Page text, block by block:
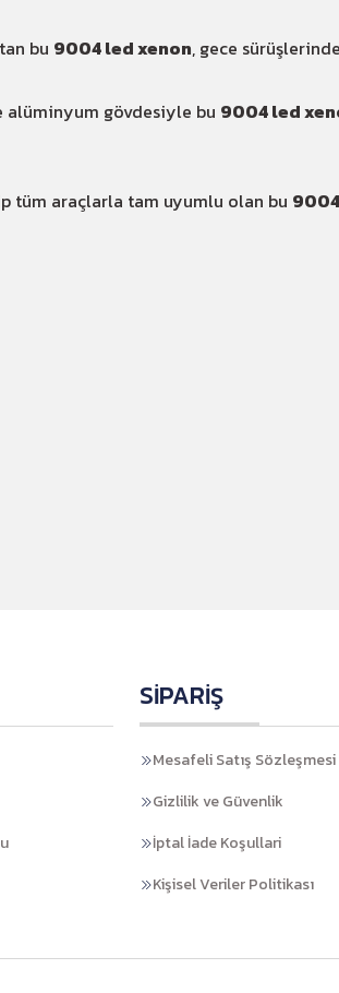
bu 9004 led xenon, gece
alüminyum gövdesiyle bu 9004 led
tüm araçlarla tam uyumlu olan bu
SİPARİŞ
Mesafeli Satış Sözleşmesi
Gizlilik ve Güvenlik
İptal İade Koşullari
Kişisel Veriler Politikası